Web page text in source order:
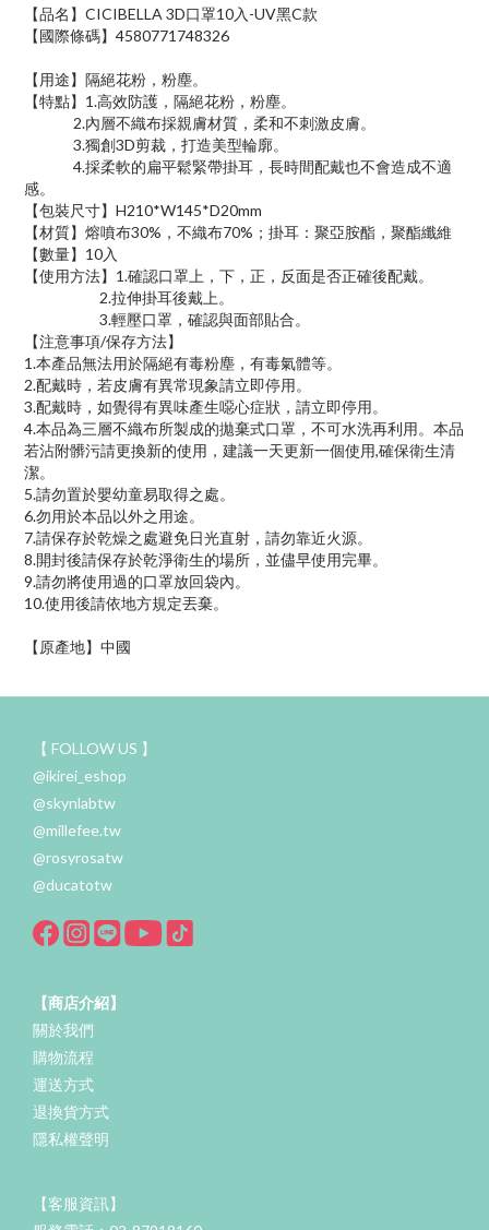
【品名】CICIBELLA 3D口罩10入-UV黑C款
【國際條碼】4580771748326
【用途】隔絕花粉，粉塵。
【特點】1.高效防護，隔絕花粉，粉塵。
2.內層不織布採親膚材質，柔和不刺激皮膚。
3.獨創3D剪裁，打造美型輪廓。
4.採柔軟的扁平鬆緊帶掛耳，長時間配戴也不會造成不適
感。
【包裝尺寸】H210*W145*D20mm
【材質】熔噴布30%，不織布70%；掛耳：聚亞胺酯，聚酯纖維
【數量】10入
【使用方法】1.確認口罩上，下，正，反面是否正確後配戴。
2.拉伸掛耳後戴上。
3.輕壓口罩，確認與面部貼合。
【注意事項/保存方法】
1.本產品無法用於隔絕有毒粉塵，有毒氣體等。
2.配戴時，若皮膚有異常現象請立即停用。
3.配戴時，如覺得有異味產生噁心症狀，請立即停用。
4.本品為三層不織布所製成的拋棄式口罩，不可水洗再利用。本品
若沾附髒污請更換新的使用，建議一天更新一個使用,確保衛生清
潔。
5.請勿置於嬰幼童易取得之處。
6.勿用於本品以外之用途。
7.請保存於乾燥之處避免日光直射，請勿靠近火源。
8.開封後請保存於乾淨衛生的場所，並儘早使用完畢。
9.請勿將使用過的口罩放回袋內。
10.使用後請依地方規定丟棄。
【原產地】中國
【 FOLLOW US 】
@ikirei_eshop
@skynlabtw
@millefee.tw
@rosyrosatw
@ducatotw
【商店介紹】
關於我們
購物流程
運送方式
退換貨方式
隱私權聲明
【客服資訊】